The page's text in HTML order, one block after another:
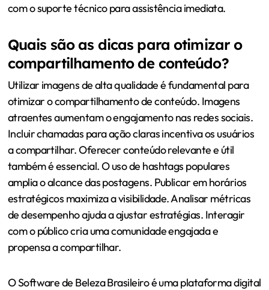
com o suporte técnico para assistência imediata.
Quais são as dicas para otimizar o
compartilhamento de conteúdo?
Utilizar imagens de alta qualidade é fundamental para
otimizar o compartilhamento de conteúdo. Imagens
atraentes aumentam o engajamento nas redes sociais.
Incluir chamadas para ação claras incentiva os usuários
a compartilhar. Oferecer conteúdo relevante e útil
também é essencial. O uso de hashtags populares
amplia o alcance das postagens. Publicar em horários
estratégicos maximiza a visibilidade. Analisar métricas
de desempenho ajuda a ajustar estratégias. Interagir
com o público cria uma comunidade engajada e
propensa a compartilhar.
O Software de Beleza Brasileiro é uma plataforma digital